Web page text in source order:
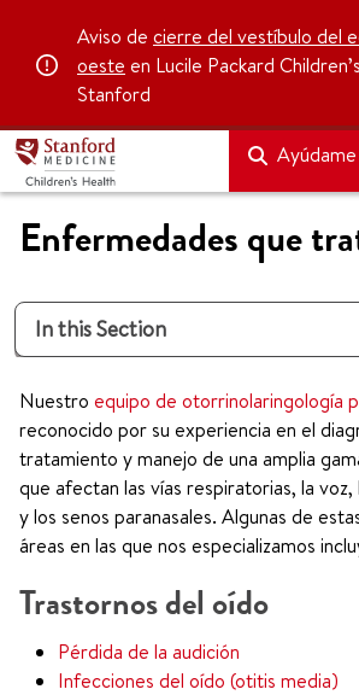
Aviso de cierre del vestíbulo del
oeste en Lucile Packard
Stanford
Enfermedades que
In this Section
Nuestro equipo de otorrinolaringología
reconocido por su experiencia en el
tratamiento y manejo de una amplia
que afectan las vías respiratorias, la voz,
y los senos paranasales. Algunas de
áreas en las que nos especializamos
Trastornos del oído
Pérdida de la audición
Infecciones del oído (otitis media)